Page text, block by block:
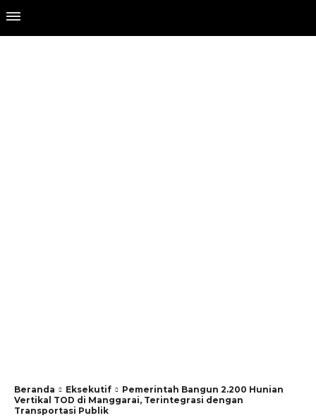
Beranda Eksekutif
Pemerintah Bangun 2.200 Hunian
Vertikal TOD di Manggarai, Terintegrasi dengan
Transportasi Publik